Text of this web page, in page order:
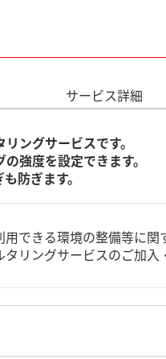
サービス詳細
ングサービスです。
強度を設定できます。
防ぎます。
用できる環境の整備等に
リングサービスのご加入